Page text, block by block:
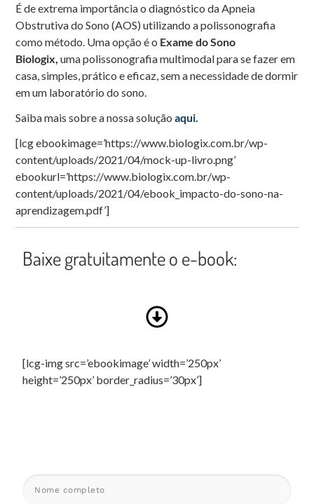
É de extrema importância o diagnóstico da Apneia
Obstrutiva do Sono (AOS) utilizando a polissonografia
como método. Uma opção é o Exame do Sono
Biologix, uma polissonografia multimodal para se fazer em
casa, simples, prático e eficaz, sem a necessidade de dormir
em um laboratório do sono.
Saiba mais sobre a nossa solução aqui.
[lcg ebookimage=’https://www.biologix.com.br/wp-
content/uploads/2021/04/mock-up-livro.png’
ebookurl=’https://www.biologix.com.br/wp-
content/uploads/2021/04/ebook_impacto-do-sono-na-
aprendizagem.pdf’]
Baixe gratuitamente o e-book:
[lcg-img src=’ebookimage’ width=’250px’
height=’250px’ border_radius=’30px’]